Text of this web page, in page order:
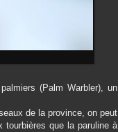
(Palm Warbler), un
de la province, on peut
tourbières que la paruline à